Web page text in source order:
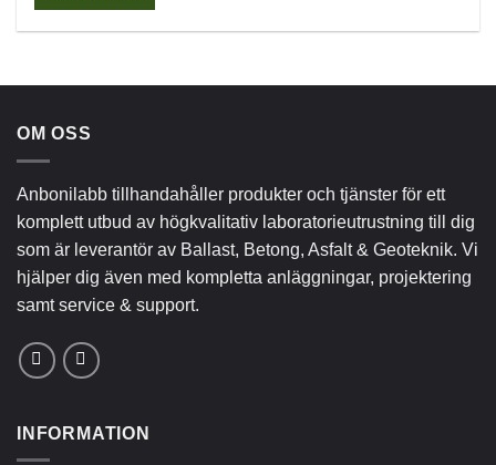
OM OSS
Anbonilabb tillhandahåller produkter och tjänster för ett
komplett utbud av högkvalitativ laboratorieutrustning till dig
som är leverantör av Ballast, Betong, Asfalt & Geoteknik. Vi
hjälper dig även med kompletta anläggningar, projektering
samt service & support.
INFORMATION